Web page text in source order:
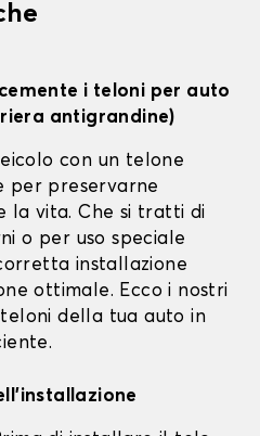
i teloni per auto
antigrandine)
con un telone
per preservarne
la vita. Che si tratti di
o per uso speciale
installazione
ottimale. Ecco i nostri
della tua auto in